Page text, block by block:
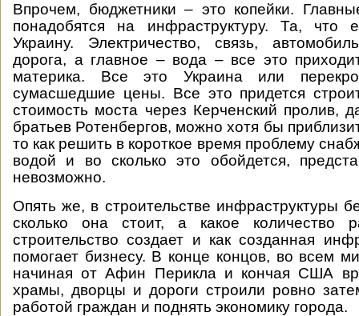
Впрочем, бюджетники – это копейки.
понадобятся на инфраструктуру. Та, что
Украину. Электричество, связь,
дорога, а главное – вода – все это
материка. Все это Украина или
сумасшедшие цены. Все это придется
стоимость моста через Керченский пролив,
братьев Ротенбергов, можно хотя бы
то как решить в короткое время проблему
водой и во сколько это обойдется,
невозможно.
Опять же, в строительстве инфраструктуры
сколько она стоит, а какое количество
строительство создает и как созданная
помогает бизнесу. В конце концов, во всем
начиная от Афин Перикла и кончая США
храмы, дворцы и дороги строили ровно
работой граждан и поднять экономику города.